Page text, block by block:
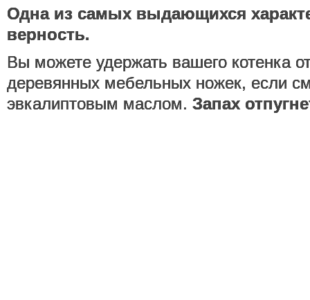
Одна из самых выдающихся
верность.
Вы можете удержать вашего котенка
деревянных мебельных ножек, если
эвкалиптовым маслом. Запах